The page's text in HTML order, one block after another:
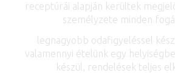
receptúrái alapján kerültek
személyzete minden
legnagyobb odafigyeléssel
valamennyi ételünk egy
készül, rendelések teljes